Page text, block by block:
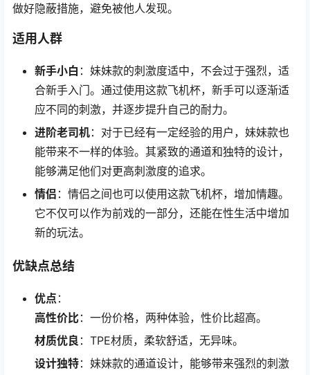
做好隐蔽措施，避免被他人发现。
适用人群
新手小白 ：妹妹款的刺激度适中，不会过于强烈，适
合新手入门。通过使用这款飞机杯，新手可以逐渐适
应不同的刺激，并逐步提升自己的耐力。
进阶老司机：对于已经有一定经验的用户，妹妹款也
能带来不一样的体验。其紧致的通道和独特的设计，
能够满足他们对更高刺激度的追求。
情侣 ：情侣之间也可以使用这款飞机杯，增加情趣。
它不仅可以作为前戏的一部分，还能在性生活中增加
新的玩法。
优缺点总结
优点 ：
高性价比：一份价格，两种体验，性价比超高。
材质优良 ：TPE材质，柔软舒适，无异味。
设计独特：妹妹款的通道设计，能够带来强烈的刺激